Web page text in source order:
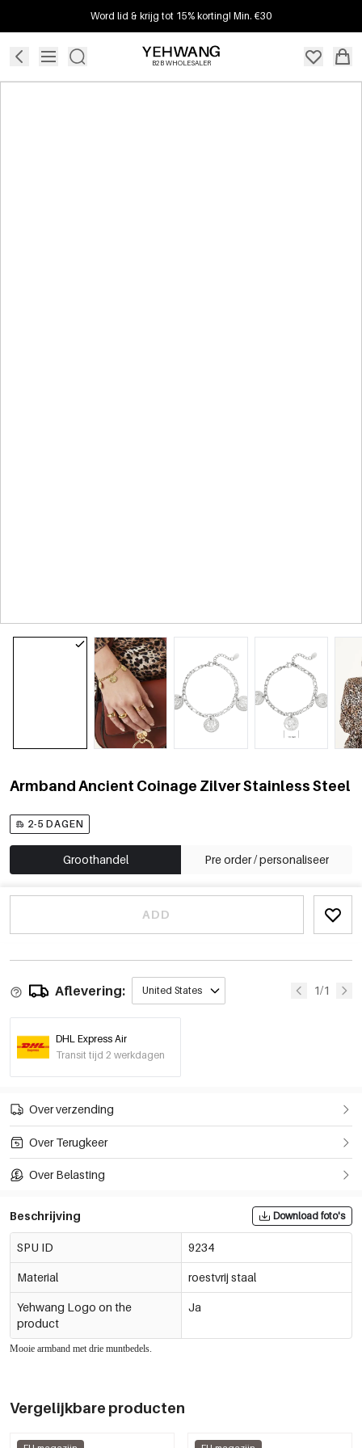
Word lid & krijg tot 15% korting! Min. €30
B2B WHOLESALER
Armband Ancient Coinage Zilver Stainless Steel
2-5 DAGEN
Groothandel Pre order / personaliseer
ADD
Aflevering: United States 1/1
DHL Express Air
Transit tijd 2 werkdagen
Over verzending
Over Terugkeer
Over Belasting
Beschrijving Download foto's
SPU ID 9234
Material roestvrij staal
Yehwang Logo on the
product
Ja
Mooie armband met drie muntbedels.
Vergelijkbare producten